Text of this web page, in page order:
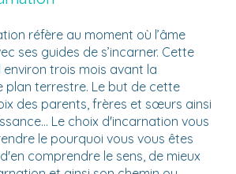
réfère au moment où l’âme
ses guides de s’incarner. Cette
trois mois avant la
plan terrestre. Le but de cette
des parents, frères et sœurs ainsi
Le choix d'incarnation vous
le pourquoi vous vous êtes
comprendre le sens, de mieux